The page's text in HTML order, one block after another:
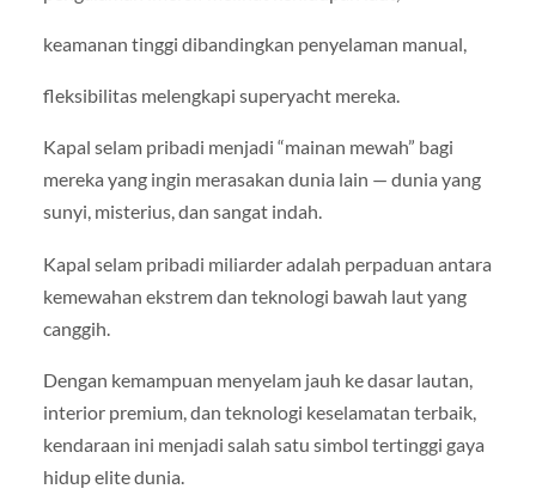
keamanan tinggi dibandingkan penyelaman manual,
fleksibilitas melengkapi superyacht mereka.
Kapal selam pribadi menjadi “mainan mewah” bagi
mereka yang ingin merasakan dunia lain — dunia yang
sunyi, misterius, dan sangat indah.
Kapal selam pribadi miliarder adalah perpaduan antara
kemewahan ekstrem dan teknologi bawah laut yang
canggih.
Dengan kemampuan menyelam jauh ke dasar lautan,
interior premium, dan teknologi keselamatan terbaik,
kendaraan ini menjadi salah satu simbol tertinggi gaya
hidup elite dunia.